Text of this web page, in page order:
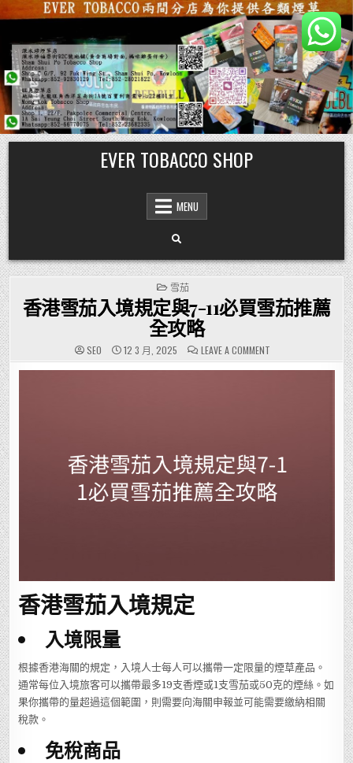
Skip
to
content
EVER TOBACCO SHOP
MENU
POSTED
IN
雪茄
香港雪茄入境規定與7-11必買雪茄推薦
全攻略
SEO 12 3 月, 2025 LEAVE A COMMENT
香
港
必
買
雪
茄
推
香港雪茄入境規定
入境限量
根據香港海關的規定，入境人士每人可以攜帶一定限量的煙草產品。
通常每位入境旅客可以攜帶最多19支香煙或1支雪茄或50克的煙絲。如
果你攜帶的量超過這個範圍，則需要向海關申報並可能需要繳納相關
稅款。
免稅商品